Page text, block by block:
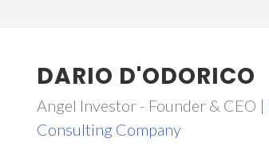
DARIO D'ODORICO
Angel Investor - Founder & CEO |
Consulting Company